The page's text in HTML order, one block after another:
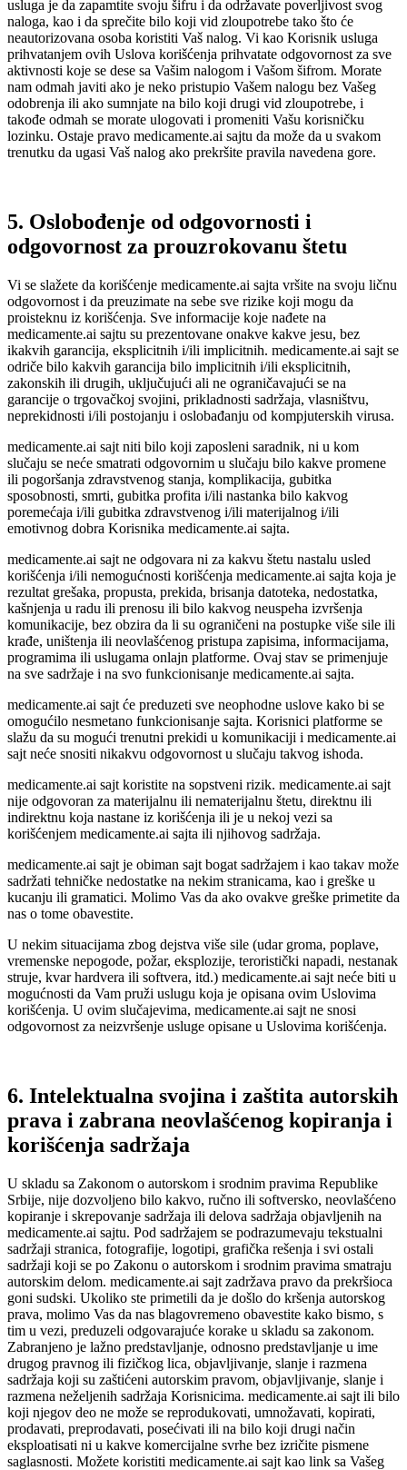
usluga je da zapamtite svoju šifru i da održavate poverljivost svog
naloga, kao i da sprečite bilo koji vid zloupotrebe tako što će
neautorizovana osoba koristiti Vaš nalog. Vi kao Korisnik usluga
prihvatanjem ovih Uslova korišćenja prihvatate odgovornost za sve
aktivnosti koje se dese sa Vašim nalogom i Vašom šifrom. Morate
nam odmah javiti ako je neko pristupio Vašem nalogu bez Vašeg
odobrenja ili ako sumnjate na bilo koji drugi vid zloupotrebe, i
takođe odmah se morate ulogovati i promeniti Vašu korisničku
lozinku. Ostaje pravo medicamente.ai sajtu da može da u svakom
trenutku da ugasi Vaš nalog ako prekršite pravila navedena gore.
5. Oslobođenje od odgovornosti i
odgovornost za prouzrokovanu štetu
Vi se slažete da korišćenje medicamente.ai sajta vršite na svoju ličnu
odgovornost i da preuzimate na sebe sve rizike koji mogu da
proisteknu iz korišćenja. Sve informacije koje nađete na
medicamente.ai sajtu su prezentovane onakve kakve jesu, bez
ikakvih garancija, eksplicitnih i/ili implicitnih. medicamente.ai sajt se
odriče bilo kakvih garancija bilo implicitnih i/ili eksplicitnih,
zakonskih ili drugih, uključujući ali ne ograničavajući se na
garancije o trgovačkoj svojini, prikladnosti sadržaja, vlasništvu,
neprekidnosti i/ili postojanju i oslobađanju od kompjuterskih virusa.
medicamente.ai sajt niti bilo koji zaposleni saradnik, ni u kom
slučaju se neće smatrati odgovornim u slučaju bilo kakve promene
ili pogoršanja zdravstvenog stanja, komplikacija, gubitka
sposobnosti, smrti, gubitka profita i/ili nastanka bilo kakvog
poremećaja i/ili gubitka zdravstvenog i/ili materijalnog i/ili
emotivnog dobra Korisnika medicamente.ai sajta.
medicamente.ai sajt ne odgovara ni za kakvu štetu nastalu usled
korišćenja i/ili nemogućnosti korišćenja medicamente.ai sajta koja je
rezultat grešaka, propusta, prekida, brisanja datoteka, nedostatka,
kašnjenja u radu ili prenosu ili bilo kakvog neuspeha izvršenja
komunikacije, bez obzira da li su ograničeni na postupke više sile ili
krađe, uništenja ili neovlašćenog pristupa zapisima, informacijama,
programima ili uslugama onlajn platforme. Ovaj stav se primenjuje
na sve sadržaje i na svo funkcionisanje medicamente.ai sajta.
medicamente.ai sajt će preduzeti sve neophodne uslove kako bi se
omogućilo nesmetano funkcionisanje sajta. Korisnici platforme se
slažu da su mogući trenutni prekidi u komunikaciji i medicamente.ai
sajt neće snositi nikakvu odgovornost u slučaju takvog ishoda.
medicamente.ai sajt koristite na sopstveni rizik. medicamente.ai sajt
nije odgovoran za materijalnu ili nematerijalnu štetu, direktnu ili
indirektnu koja nastane iz korišćenja ili je u nekoj vezi sa
korišćenjem medicamente.ai sajta ili njihovog sadržaja.
medicamente.ai sajt je obiman sajt bogat sadržajem i kao takav može
sadržati tehničke nedostatke na nekim stranicama, kao i greške u
kucanju ili gramatici. Molimo Vas da ako ovakve greške primetite da
nas o tome obavestite.
U nekim situacijama zbog dejstva više sile (udar groma, poplave,
vremenske nepogode, požar, eksplozije, teroristički napadi, nestanak
struje, kvar hardvera ili softvera, itd.) medicamente.ai sajt neće biti u
mogućnosti da Vam pruži uslugu koja je opisana ovim Uslovima
korišćenja. U ovim slučajevima, medicamente.ai sajt ne snosi
odgovornost za neizvršenje usluge opisane u Uslovima korišćenja.
6. Intelektualna svojina i zaštita autorskih
prava i zabrana neovlašćenog kopiranja i
korišćenja sadržaja
U skladu sa Zakonom o autorskom i srodnim pravima Republike
Srbije, nije dozvoljeno bilo kakvo, ručno ili softversko, neovlašćeno
kopiranje i skrepovanje sadržaja ili delova sadržaja objavljenih na
medicamente.ai sajtu. Pod sadržajem se podrazumevaju tekstualni
sadržaji stranica, fotografije, logotipi, grafička rešenja i svi ostali
sadržaji koji se po Zakonu o autorskom i srodnim pravima smatraju
autorskim delom. medicamente.ai sajt zadržava pravo da prekršioca
goni sudski. Ukoliko ste primetili da je došlo do kršenja autorskog
prava, molimo Vas da nas blagovremeno obavestite kako bismo, s
tim u vezi, preduzeli odgovarajuće korake u skladu sa zakonom.
Zabranjeno je lažno predstavljanje, odnosno predstavljanje u ime
drugog pravnog ili fizičkog lica, objavljivanje, slanje i razmena
sadržaja koji su zaštićeni autorskim pravom, objavljivanje, slanje i
razmena neželjenih sadržaja Korisnicima. medicamente.ai sajt ili bilo
koji njegov deo ne može se reprodukovati, umnožavati, kopirati,
prodavati, preprodavati, posećivati ili na bilo koji drugi način
eksploatisati ni u kakve komercijalne svrhe bez izričite pismene
saglasnosti. Možete koristiti medicamente.ai sajt kao link sa Vašeg